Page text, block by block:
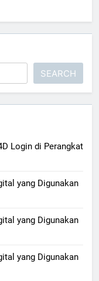
SEARCH
Login di Perangkat
yang Digunakan
yang Digunakan
yang Digunakan